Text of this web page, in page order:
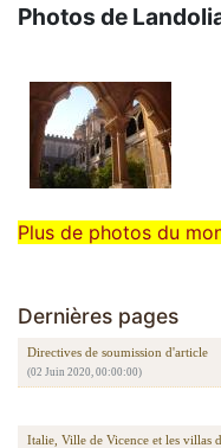
Photos de
Plus de photos du
Dernières pages
Directives de soumission d'article
(02 Juin 2020, 00:00:00)
Italie, Ville de Vicence et les villas